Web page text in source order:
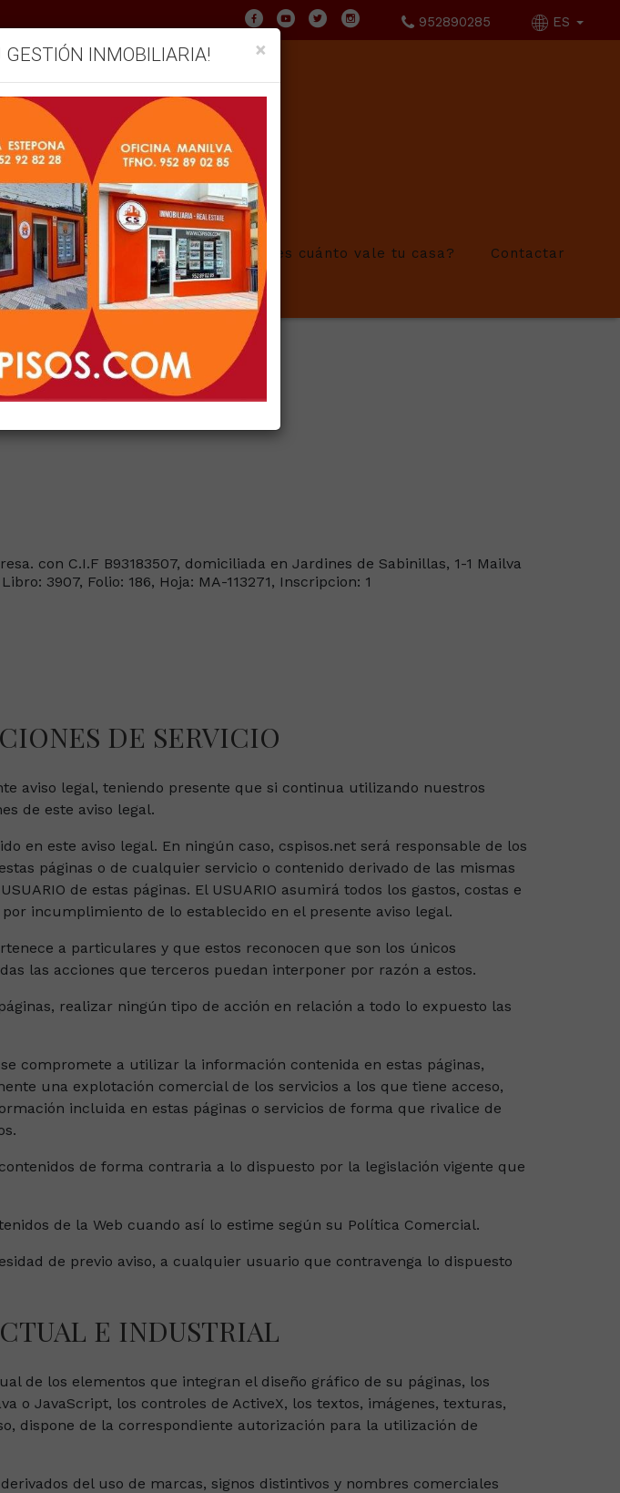
952890285 ES
su inmueble Blog ¿Sabes cuánto vale tu casa? Contactar
LEGAL
con C.I.F B93183507, domiciliada en Jardines de Sabinillas, 1-1 Mailva
3907, Folio: 186, Hoja: MA-113271, Inscripcion: 1
DE SERVICIO
aviso legal, teniendo presente que si continua utilizando nuestros
de este aviso legal.
en este aviso legal. En ningún caso, cspisos.net será responsable de los
páginas o de cualquier servicio o contenido derivado de las mismas
de estas páginas. El USUARIO asumirá todos los gastos, costas e
incumplimiento de lo establecido en el presente aviso legal.
a particulares y que estos reconocen que son los únicos
las acciones que terceros puedan interponer por razón a estos.
realizar ningún tipo de acción en relación a todo lo expuesto las
compromete a utilizar la información contenida en estas páginas,
una explotación comercial de los servicios a los que tiene acceso,
incluida en estas páginas o servicios de forma que rivalice de
de forma contraria a lo dispuesto por la legislación vigente que
de la Web cuando así lo estime según su Política Comercial.
de previo aviso, a cualquier usuario que contravenga lo dispuesto
E INDUSTRIAL
de los elementos que integran el diseño gráfico de su páginas, los
o JavaScript, los controles de ActiveX, los textos, imágenes, texturas,
dispone de la correspondiente autorización para la utilización de
del uso de marcas, signos distintivos y nombres comerciales
×
INMOBILIARIA!